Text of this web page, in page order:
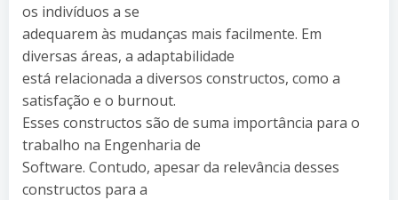
os indivíduos a se
adequarem às mudanças mais facilmente. Em
diversas áreas, a adaptabilidade
está relacionada a diversos constructos, como a
satisfação e o burnout.
Esses constructos são de suma importância para o
trabalho na Engenharia de
Software. Contudo, apesar da relevância desses
constructos para a